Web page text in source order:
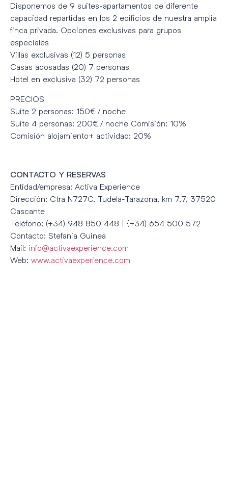
Disponemos de 9 suites-apartamentos de diferente
capacidad repartidas en los 2 edificios de nuestra amplia
finca privada. Opciones exclusivas para grupos
especiales
Villas exclusivas (12) 5 personas
Casas adosadas (20) 7 personas
Hotel en exclusiva (32) 72 personas
PRECIOS
Suite 2 personas: 150€ / noche
Suite 4 personas: 200€ / noche Comisión: 10%
Comisión alojamiento+ actividad: 20%
CONTACTO Y RESERVAS
Entidad/empresa: Activa Experience
Dirección: Ctra N727C, Tudela-Tarazona, km 7,7, 37520
Cascante
Teléfono: (+34) 948 850 448 | {+34) 654 500 572
Contacto: Stefania Guinea
Mail: info@activaexperience.com
Web: www.activaexperience.com